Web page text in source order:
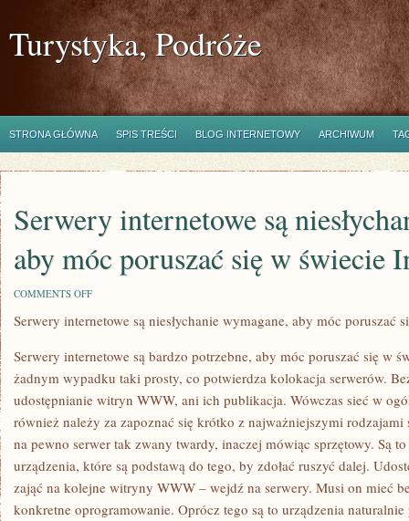
Turystyka, Podróże
STRONA GŁÓWNA SPIS TREŚCI BLOG INTERNETOWY ARCHIWUM
Serwery internetowe są
aby móc poruszać się w świecie
COMMENTS OFFON
INTERNETOWE
NIEZBĘDNE,
ABY
PORUSZAĆ
W
ŚWIECIE
Serwery internetowe są niesłychanie wymagane, aby móc poruszać
Serwery internetowe są bardzo potrzebne, aby móc poruszać się w
żadnym wypadku taki prosty, co potwierdza kolokacja serwerów.
udostępnianie witryn WWW, ani ich publikacja. Wówczas sieć w
również należy za zapoznać się krótko z najważniejszymi
na pewno serwer tak zwany twardy, inaczej mówiąc sprzętowy. Są
urządzenia, które są podstawą do tego, by zdołać ruszyć dalej.
zająć na kolejne witryny WWW – wejdź na serwery. Musi on mieć
konkretne oprogramowanie. Oprócz tego są to urządzenia